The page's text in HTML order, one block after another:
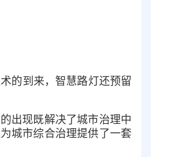
的到来，智慧路灯还预留
出现既解决了城市治理中
城市综合治理提供了一套